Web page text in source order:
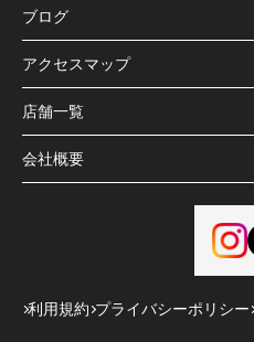
ブログ
アクセスマップ
店舗一覧
会社概要
利用規約 プライバシーポリシー